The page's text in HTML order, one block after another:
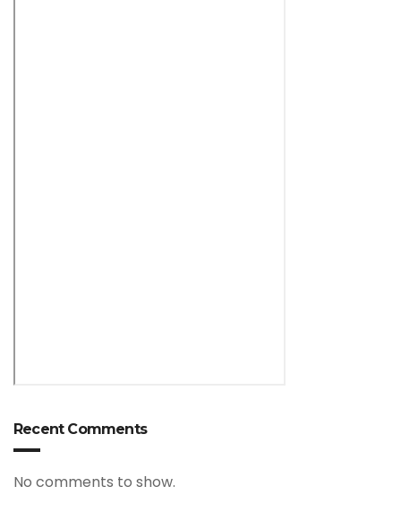
Recent Comments
No comments to show.